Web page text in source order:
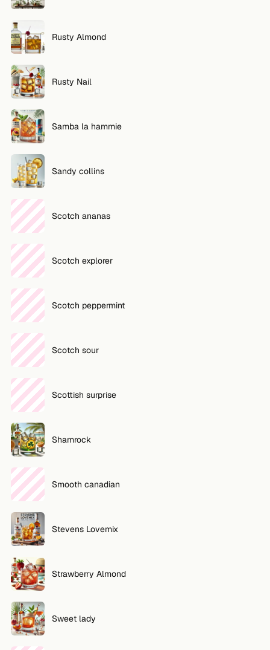
Rusty Almond
Rusty Nail
Samba la hammie
Sandy collins
Scotch ananas
Scotch explorer
Scotch peppermint
Scotch sour
Scottish surprise
Shamrock
Smooth canadian
Stevens Lovemix
Strawberry Almond
Sweet lady